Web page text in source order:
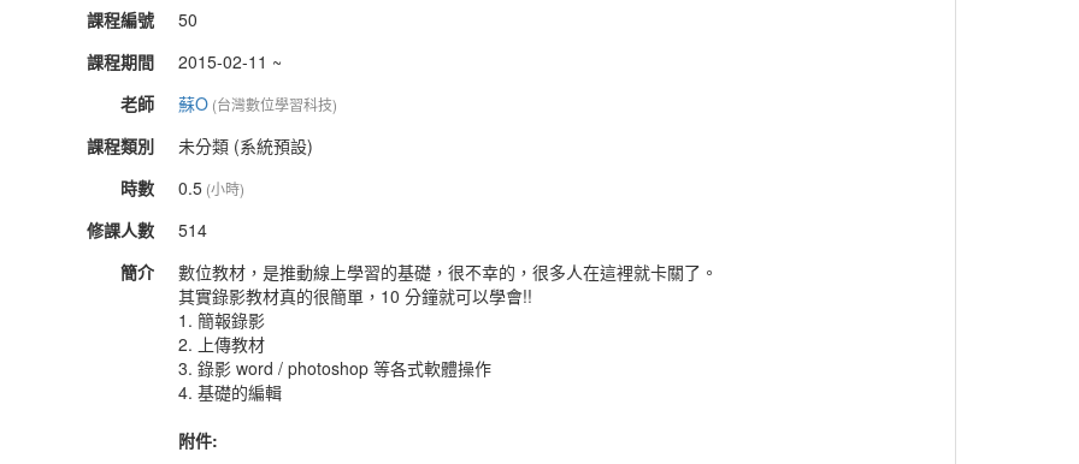
課程編號
50
課程期間
2015-02-11 ~
老師
蘇O(台灣數位學習科技)
課程類別
未分類 (系統預設)
時數
0.5(小時)
修課人數
514
簡介
數位教材，是推動線上學習的基礎，很不幸的，很多人在這裡就卡關了。
其實錄影教材真的很簡單，10 分鐘就可以學會!!
1. 簡報錄影
2. 上傳教材
3. 錄影 word / photoshop 等各式軟體操作
4. 基礎的編輯
附件: